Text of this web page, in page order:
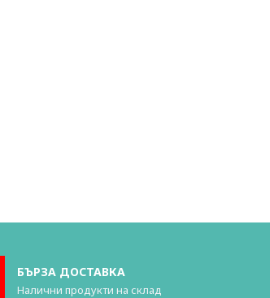
БЪРЗА ДОСТАВКА
Налични продукти на склад